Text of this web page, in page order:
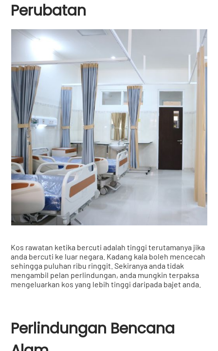
Perubatan
Kos rawatan ketika bercuti adalah tinggi terutamanya jika
anda bercuti ke luar negara. Kadang kala boleh mencecah
sehingga puluhan ribu ringgit. Sekiranya anda tidak
mengambil pelan perlindungan, anda mungkin terpaksa
mengeluarkan kos yang lebih tinggi daripada bajet anda.
Perlindungan Bencana